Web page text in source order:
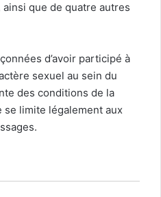
que de quatre autres
d’avoir participé à
sexuel au sein du
des conditions de la
se limite légalement aux